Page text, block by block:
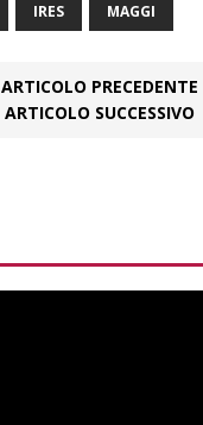
IRES MAGGI
ARTICOLO PRECEDENTE
ARTICOLO SUCCESSIVO